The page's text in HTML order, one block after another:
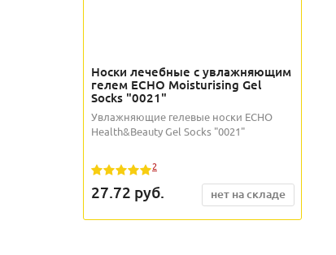
Носки лечебные с увлажняющим
гелем ECHO Moisturising Gel
Socks "0021"
Увлажняющие гелевые носки ECHO
Health&Beauty Gel Socks "0021"
2
27.72 руб. нет на складе